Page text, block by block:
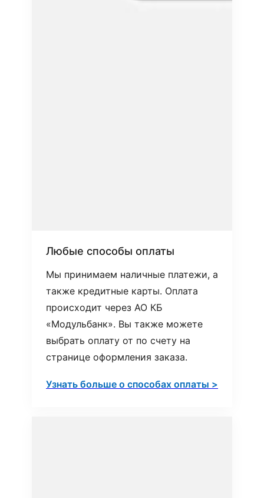
Любые способы оплаты
Мы принимаем наличные платежи, а
также кредитные карты. Оплата
происходит через АО КБ
«Модульбанк». Вы также можете
выбрать оплату от по счету на
странице оформления заказа.
Узнать больше о способах оплаты >